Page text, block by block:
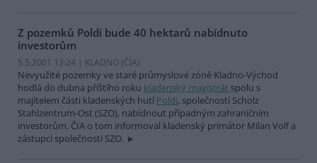
Z pozemků Poldi bude 40 hektarů nabídnuto
investorům
5.5.2001 13:24 | KLADNO (ČIA)
Nevyužité pozemky ve staré průmyslové zóně Kladno-Východ
hodlá do dubna příštího roku kladenský magistrát spolu s
majitelem části kladenských hutí Poldi, společností Scholz
Stahlzentrum-Ost (SZO), nabídnout případným zahraničním
investorům. ČIA o tom informoval kladenský primátor Milan Volf a
zástupci společnosti SZO.